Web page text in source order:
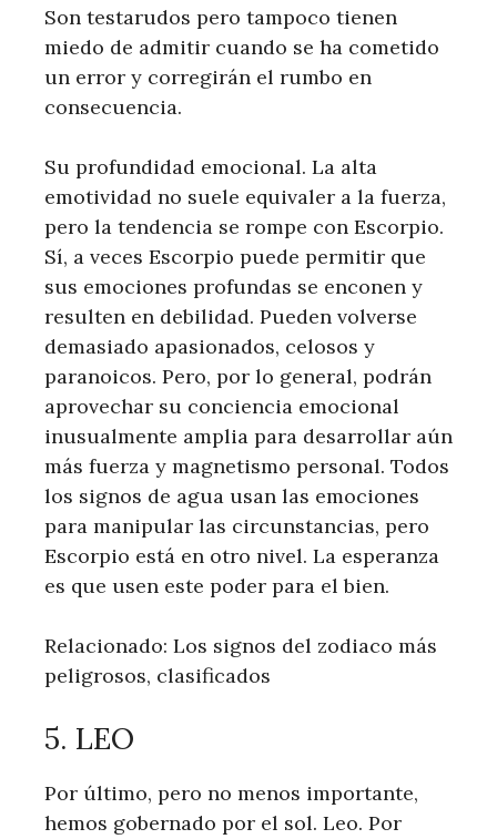
Son testarudos pero tampoco tienen
miedo de admitir cuando se ha cometido
un error y corregirán el rumbo en
consecuencia.
Su profundidad emocional. La alta
emotividad no suele equivaler a la fuerza,
pero la tendencia se rompe con Escorpio.
Sí, a veces Escorpio puede permitir que
sus emociones profundas se enconen y
resulten en debilidad. Pueden volverse
demasiado apasionados, celosos y
paranoicos. Pero, por lo general, podrán
aprovechar su conciencia emocional
inusualmente amplia para desarrollar aún
más fuerza y ​​magnetismo personal. Todos
los signos de agua usan las emociones
para manipular las circunstancias, pero
Escorpio está en otro nivel. La esperanza
es que usen este poder para el bien.
Relacionado: Los signos del zodiaco más
peligrosos, clasificados
5. LEO
Por último, pero no menos importante,
hemos gobernado por el sol. Leo. Por